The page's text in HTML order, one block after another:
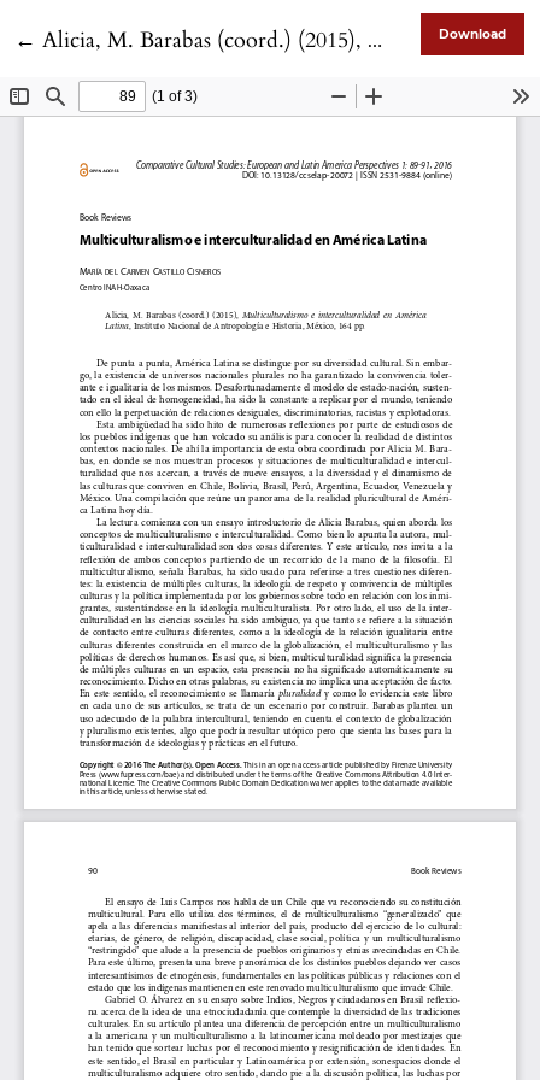
← Return to Article Details
Alicia, M. Barabas (coord.) (2015), Multiculturalismo e interculturalidad en América Latina, Instituto Nacional de Antropología e Historia, México Download